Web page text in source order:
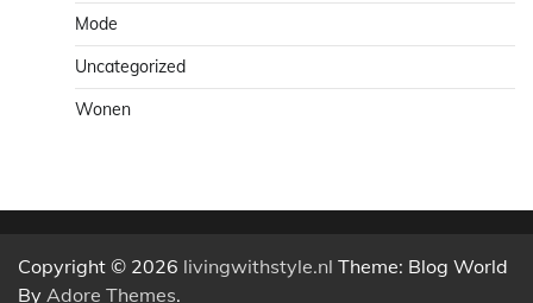
Mode
Uncategorized
Wonen
Copyright © 2026 livingwithstyle.nl Theme: Blog World
By Adore Themes.